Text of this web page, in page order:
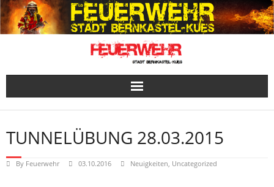
Skip
to
content
TUNNELÜBUNG 28.03.2015
By Feuerwehr 03.10.2016 Neuigkeiten Uncategorized